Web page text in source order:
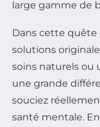
large gamme de
Dans cette quête
solutions
soins naturels ou
une grande
souciez
santé mentale.